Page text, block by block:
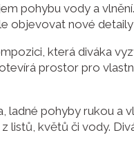
pohybu vody a
objevovat nové detaily
která diváka
prostor pro
ladné pohyby rukou a
květů či vody.